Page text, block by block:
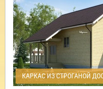
КАРКАС ИЗ СТРОГАНОЙ